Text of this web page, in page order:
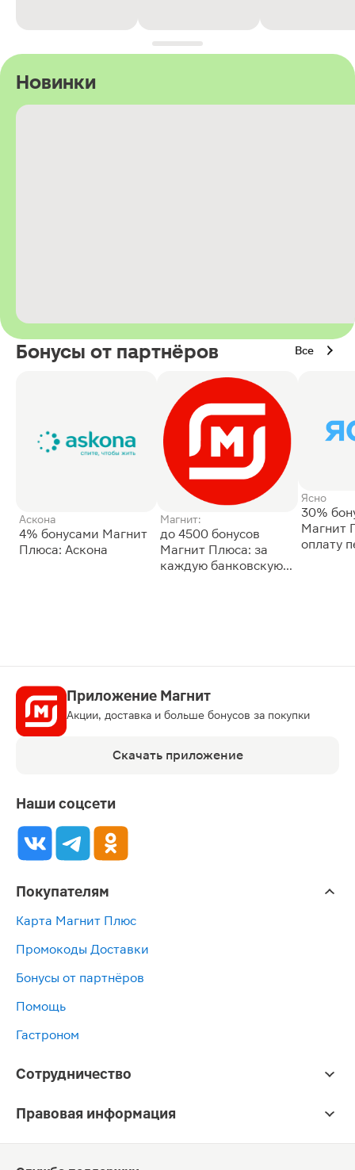
Новинки
Бонусы от партнёров Все
Аскона
4% бонусами Магнит
Плюса: Аскона
Магнит:
до 4500 бонусов
Магнит Плюса: за
каждую банковскую
Ясно
30%
Магнит
оплату
Приложение Магнит
Акции, доставка и больше бонусов за покупки
Скачать приложение
Наши соцсети
Покупателям
Карта Магнит Плюс
Промокоды Доставки
Бонусы от партнёров
Помощь
Гастроном
Сотрудничество
Правовая информация